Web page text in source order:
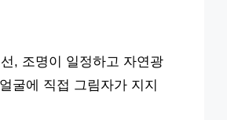
, 조명이 일정하고 자연광
굴에 직접 그림자가 지지